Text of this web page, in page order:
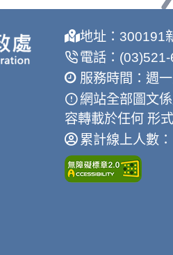
地址：300191
電話：
服務時間：週
網站全部圖文
容轉載於任何 形
累計線上人數